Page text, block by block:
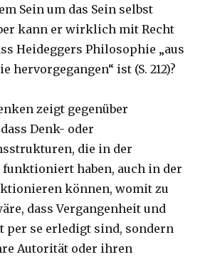
Sein um das Sein selbst
kann er wirklich mit Recht
Heideggers Philosophie „aus
hervorgegangen“ ist (S. 212)?
zeigt gegenüber
Denk- oder
die in der
funktioniert haben, auch in der
können, womit zu
dass Vergangenheit und
se erledigt sind, sondern
Autorität oder ihren